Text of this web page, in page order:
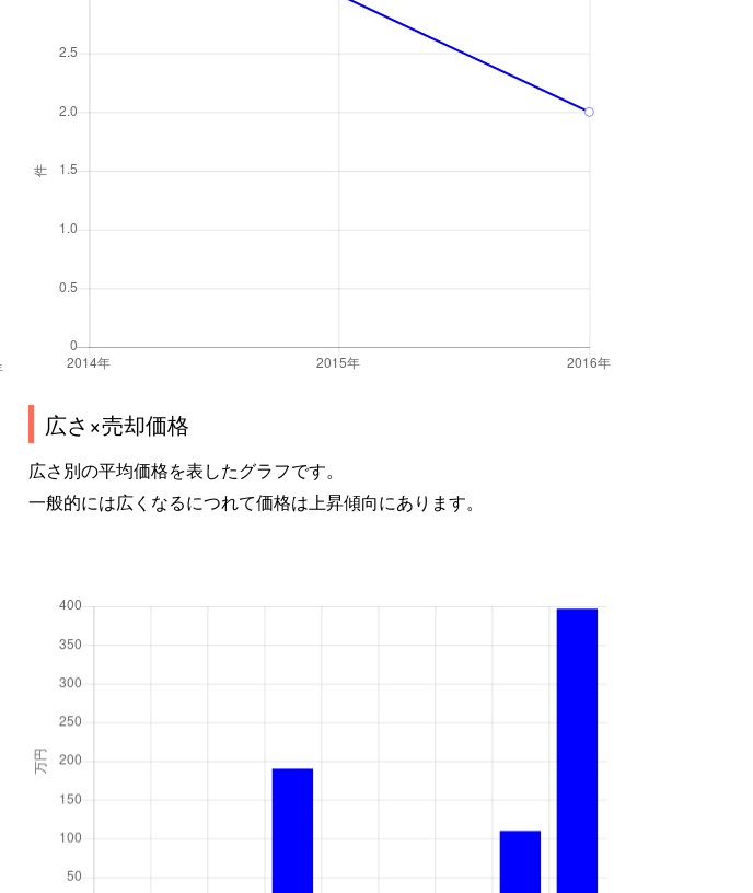
広さ×売却価格
広さ別の平均価格を表したグラフです。
一般的には広くなるにつれて価格は上昇傾向にあります。